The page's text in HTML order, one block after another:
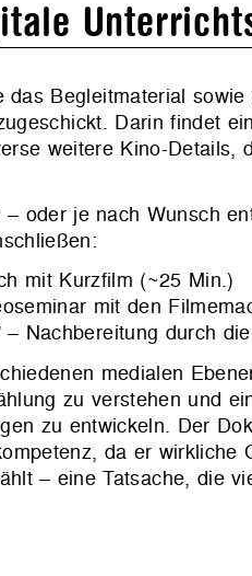
das Begleitmaterial
Darin findet
weitere Kino-Details,
oder je nach Wunsch
mit Kurzfilm (~25 Min.)
mit den
Nachbereitung durch
medialen
zu verstehen und
zu entwickeln. Der
da er wirkliche
– eine Tatsache, die